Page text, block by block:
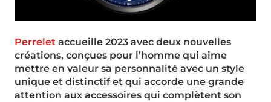
Perrelet accueille 2023 avec deux nouvelles
créations, conçues pour l’homme qui aime
mettre en valeur sa personnalité avec un style
unique et distinctif et qui accorde une grande
attention aux accessoires qui complètent son